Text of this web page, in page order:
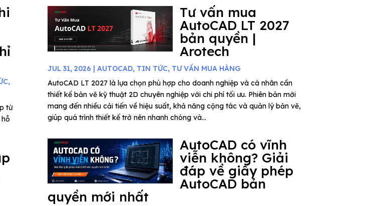
,
từ
Tư vấn mua
AutoCAD LT 2027
bản quyền |
Arotech
JUL 31, 2026 | AUTOCAD, TIN TỨC, TƯ VẤN MUA HÀNG
AutoCAD LT 2027 là lựa chọn phù hợp cho doanh nghiệp và cá nhân cần
thiết kế bản vẽ kỹ thuật 2D chuyên nghiệp với chi phí tối ưu. Phiên bản mới
mang đến nhiều cải tiến về hiệu suất, khả năng cộng tác và quản lý bản vẽ,
giúp quá trình thiết kế trở nên nhanh chóng và...
AutoCAD có vĩnh
viễn không? Giải
đáp về giấy phép
AutoCAD bản
quyền mới nhất